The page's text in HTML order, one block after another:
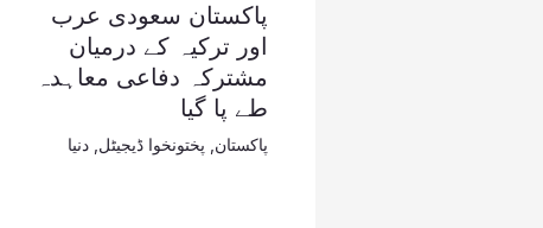
پاکستان سعودی عرب
اور ترکیہ کے درمیان
مشترکہ دفاعی معاہدہ
طے پا گیا
پاکستان پختونخوا ڈیجیٹل دنیا